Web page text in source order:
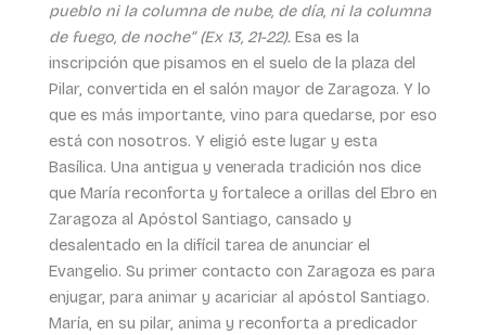
pueblo ni la columna de nube, de día, ni la columna
de fuego, de noche” (Ex 13, 21-22).Esa es la
inscripción que pisamos en el suelo de la plaza del
Pilar, convertida en el salón mayor de Zaragoza. Y lo
que es más importante, vino para quedarse, por eso
está con nosotros. Y eligió este lugar y esta
Basílica. Una antigua y venerada tradición nos dice
que María reconforta y fortalece a orillas del Ebro en
Zaragoza al Apóstol Santiago, cansado y
desalentado en la difícil tarea de anunciar el
Evangelio. Su primer contacto con Zaragoza es para
enjugar, para animar y acariciar al apóstol Santiago.
María, en su pilar, anima y reconforta a predicador